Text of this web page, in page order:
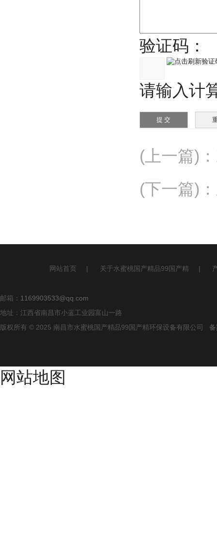
验证码：
请输入计算
(上一篇) ：
(下一篇) ：
网站首页 | 关于水蜜桃国产精品99国产精 |
邮箱： 1169903533@qq.com
地址：江西省南昌市小蓝工业园富山一路
版权所有 © 2025 南昌市水蜜桃国产精品99国产精环保设备有限公司
网站地图